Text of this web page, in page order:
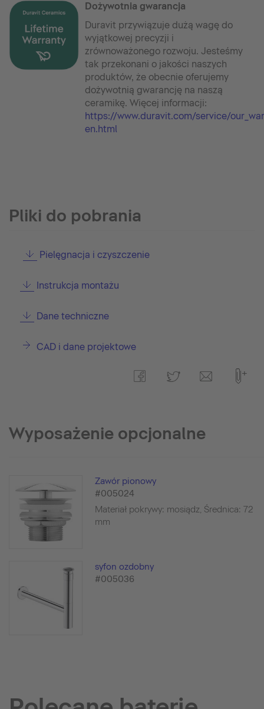
Dożywotnia gwarancja
Duravit przywiązuje dużą wagę do
wyjątkowej precyzji i
zrównoważonego rozwoju. Jesteśmy
tak przekonani o jakości naszych
produktów, że obecnie oferujemy
dożywotnią gwarancję na naszą
ceramikę. Więcej informacji:
https://www.duravit.com/service/
en.html
Pliki do pobrania
Pielęgnacja i czyszczenie
Instrukcja montażu
Dane techniczne
CAD i dane projektowe
Wyposażenie opcjonalne
Zawór pionowy
#005024
Materiał pokrywy: mosiądz, Średnica: 72
mm
syfon ozdobny
#005036